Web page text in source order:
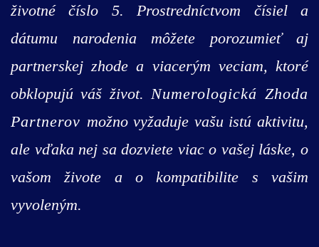
životné číslo 5. Prostredníctvom čísiel a
dátumu narodenia môžete porozumieť aj
partnerskej zhode a viacerým veciam, ktoré
obklopujú váš život. Numerologická Zhoda
Partnerov možno vyžaduje vašu istú aktivitu,
ale vďaka nej sa dozviete viac o vašej láske, o
vašom živote a o kompatibilite s vašim
vyvoleným.